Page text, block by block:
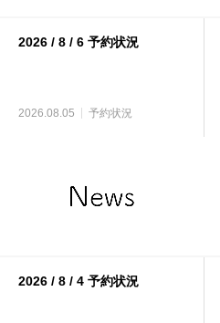
2026 / 8 / 6 予約状況
2026.08.05 予約状況
2026 / 8 / 4 予約状況